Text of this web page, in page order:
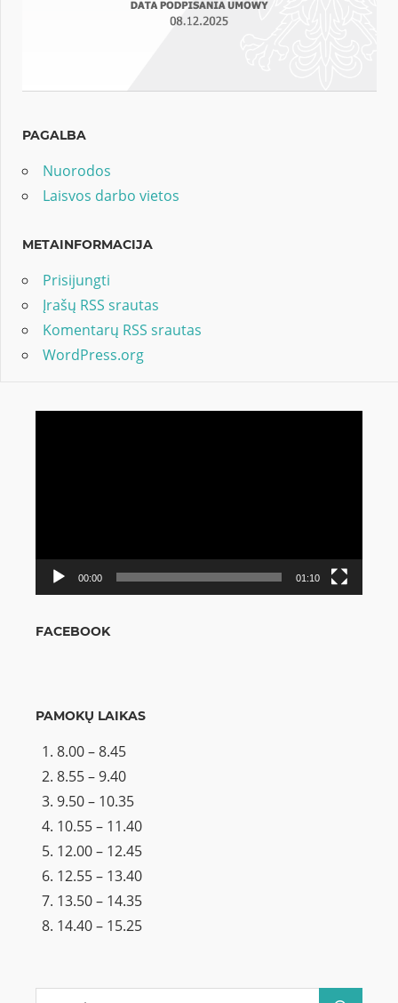
PAGALBA
Nuorodos
Laisvos darbo vietos
METAINFORMACIJA
Prisijungti
Įrašų RSS srautas
Komentarų RSS srautas
WordPress.org
00:00 01:10
FACEBOOK
PAMOKŲ LAIKAS
8.00 – 8.45
8.55 – 9.40
9.50 – 10.35
10.55 – 11.40
12.00 – 12.45
12.55 – 13.40
13.50 – 14.35
14.40 – 15.25